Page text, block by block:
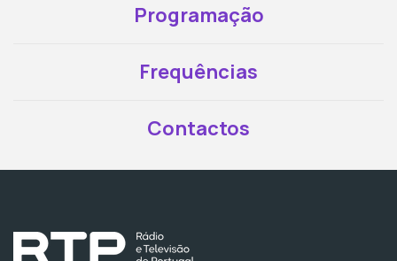
Programação
Frequências
Contactos